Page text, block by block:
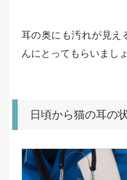
耳の奥にも汚れが見え
んにとってもらいましょ
日頃から猫の耳の